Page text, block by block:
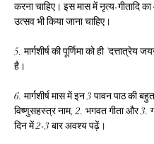
करना चाहिए। इस मास में नृत्य-गीतादि
उत्सव भी किया जाना चाहिए।
5. मार्गशीर्ष की पूर्णिमा को ही 'दत्तात्रेय
है।
6. मार्गशीर्ष मास में इन 3 पावन पाठ की
विष्णुसहस्त्र नाम, 2. भगवत गीता और 3.
दिन में 2-3 बार अवश्य पढ़ें।